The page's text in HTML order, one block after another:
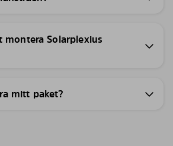
Solarplexius
mitt paket?